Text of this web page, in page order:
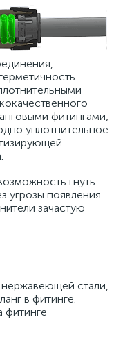
фитингами,
уплотнительное
гнуть
угрозы появления
зачастую
стали,
в фитинге.
фитинге